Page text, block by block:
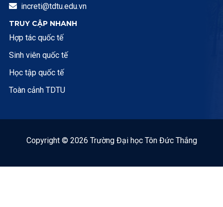
 increti@tdtu.edu.vn
TRUY CẬP NHANH
Hợp tác quốc tế
Sinh viên quốc tế
Học tập quốc tế
Toàn cảnh TDTU
Copyright © 2026 Trường Đại học Tôn Đức Thắng